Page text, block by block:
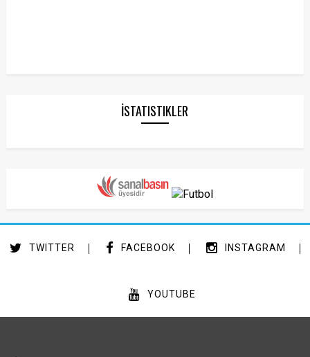
İSTATISTIKLER
TWITTER FACEBOOK INSTAGRAM
YOUTUBE